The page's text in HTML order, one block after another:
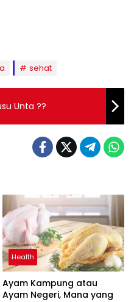
sehat
Unta ??
Health
Ayam Kampung atau
Ayam Negeri, Mana yang